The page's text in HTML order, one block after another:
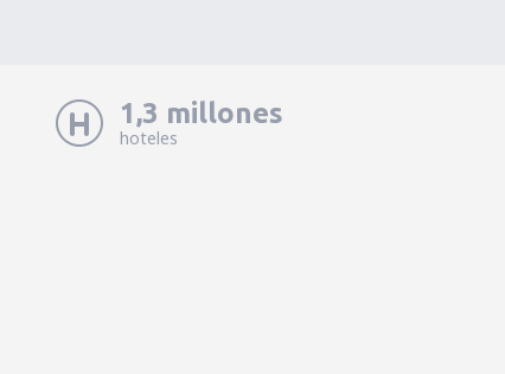
1,3 millones
hoteles